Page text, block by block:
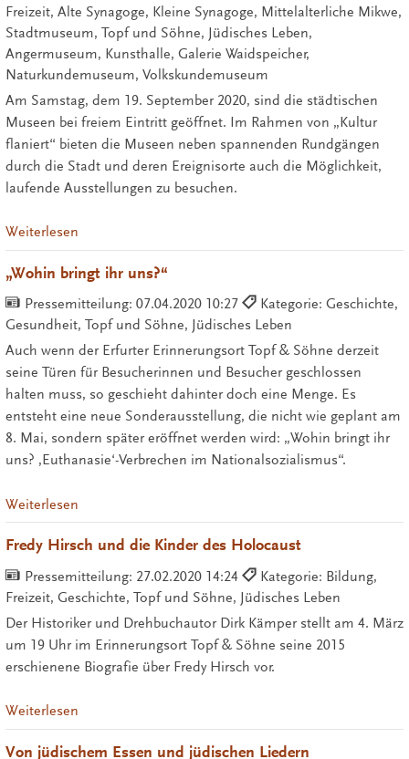
Freizeit, Alte Synagoge, Kleine Synagoge, Mittelalterliche Mikwe,
Stadtmuseum, Topf und Söhne, Jüdisches Leben,
Angermuseum, Kunsthalle, Galerie Waidspeicher,
Naturkundemuseum, Volkskundemuseum
Am Samstag, dem 19. September 2020, sind die städtischen
Museen bei freiem Eintritt geöffnet. Im Rahmen von „Kultur
flaniert“ bieten die Museen neben spannenden Rundgängen
durch die Stadt und deren Ereignisorte auch die Möglichkeit,
laufende Ausstellungen zu besuchen.
Weiterlesen
„Wohin bringt ihr uns?“
Pressemitteilung: 07.04.2020 10:27
Kategorie: Geschichte,
Gesundheit, Topf und Söhne, Jüdisches Leben
Auch wenn der Erfurter Erinnerungsort Topf & Söhne derzeit
seine Türen für Besucherinnen und Besucher geschlossen
halten muss, so geschieht dahinter doch eine Menge. Es
entsteht eine neue Sonderausstellung, die nicht wie geplant am
8. Mai, sondern später eröffnet werden wird: „Wohin bringt ihr
uns? ‚Euthanasie‘-Verbrechen im Nationalsozialismus“.
Weiterlesen
Fredy Hirsch und die Kinder des Holocaust
Pressemitteilung: 27.02.2020 14:24
Kategorie: Bildung,
Freizeit, Geschichte, Topf und Söhne, Jüdisches Leben
Der Historiker und Drehbuchautor Dirk Kämper stellt am 4. März
um 19 Uhr im Erinnerungsort Topf & Söhne seine 2015
erschienene Biografie über Fredy Hirsch vor.
Weiterlesen
Von jüdischem Essen und jüdischen Liedern